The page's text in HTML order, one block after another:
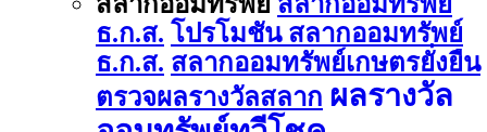
ธ.ก.ส. โปรโมชัน สลากออมทรัพย์
ธ.ก.ส. สลากออมทรัพย์เกษตรยั่งยืน
ตรวจผลรางวัลสลาก ผลรางวัล